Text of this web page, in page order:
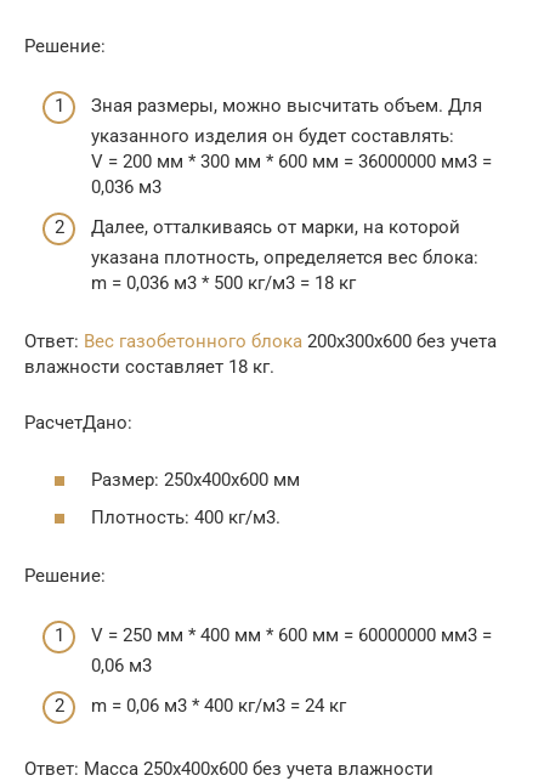
Решение:
Зная размеры, можно высчитать объем. Для
указанного изделия он будет составлять:
V = 200 мм * 300 мм * 600 мм = 36000000 мм3 =
0,036 м3
Далее, отталкиваясь от марки, на которой
указана плотность, определяется вес блока:
m = 0,036 м3 * 500 кг/м3 = 18 кг
Ответ: Вес газобетонного блока 200х300х600 без учета
влажности составляет 18 кг.
РасчетДано:
Размер: 250х400х600 мм
Плотность: 400 кг/м3.
Решение:
V = 250 мм * 400 мм * 600 мм = 60000000 мм3 =
0,06 м3
m = 0,06 м3 * 400 кг/м3 = 24 кг
Ответ: Масса 250х400х600 без учета влажности